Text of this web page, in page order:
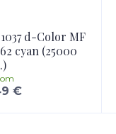
d-Color MF
cyan (25000
€